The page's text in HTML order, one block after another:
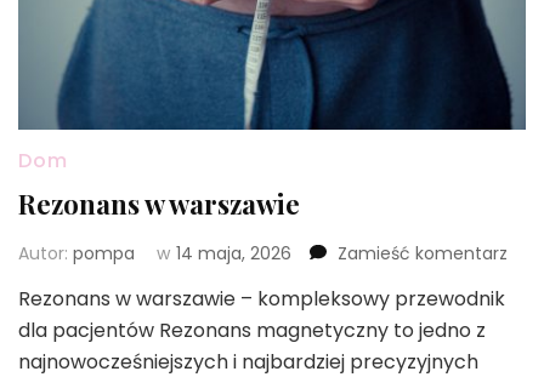
Dom
Rezonans w warszawie
Autor: pompa w 14 maja, 2026 Zamieść komentarz
Rezonans w warszawie – kompleksowy przewodnik
dla pacjentów Rezonans magnetyczny to jedno z
najnowocześniejszych i najbardziej precyzyjnych